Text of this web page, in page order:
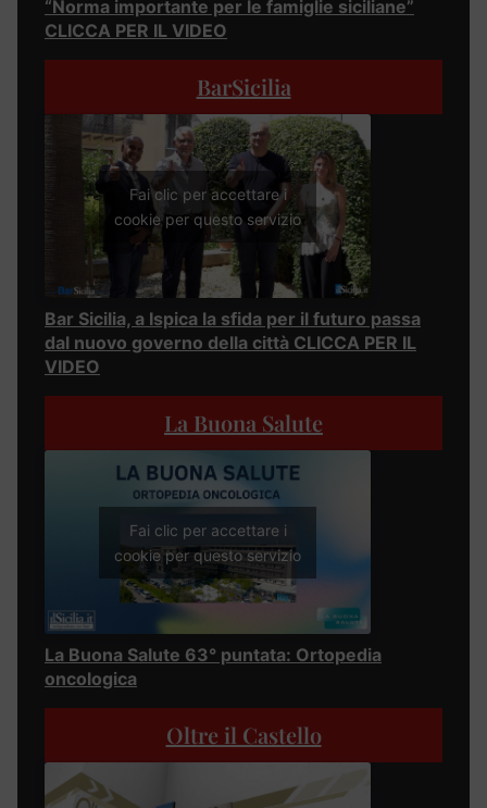
“Norma importante per le famiglie siciliane”
CLICCA PER IL VIDEO
BarSicilia
Fai clic per accettare i
cookie per questo servizio
Bar Sicilia, a Ispica la sfida per il futuro passa
dal nuovo governo della città CLICCA PER IL
VIDEO
La Buona Salute
Fai clic per accettare i
cookie per questo servizio
La Buona Salute 63° puntata: Ortopedia
oncologica
Oltre il Castello